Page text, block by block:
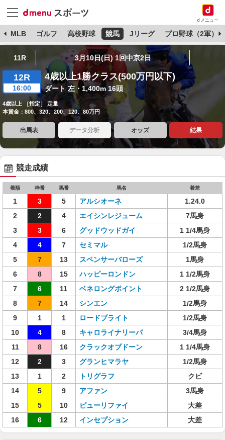
dメニュー
MLB ゴルフ 高校野球 競馬 Jリーグ プロ野球（2軍）
11R 3月10日(日) 1回中京2日
12R
16:00
4歳以上1勝クラス(500万円以下)
ダート 左・1,400m 16頭
4歳以上 ［指定］ 定量
本賞金：800、320、200、120、80万円
出馬表 データ分析 オッズ 結果
競走成績
着順 枠番 馬番 馬名 着差
1 3 5 アルシオーネ
1.24.0
2
2 4 エイシンレジューム
7馬身
3
3 6 グッドウッドガイ
1 1/4馬身
4
4 7 セミマル
1/2馬身
5
7 13 スペンサーバローズ
1馬身
6
8 15 ハッピーロンドン
1 1/2馬身
7
6 11 ベネロングポイント
2 1/2馬身
8
7 14 シンエン
1/2馬身
9
1 1 ロードブライト
1/2馬身
10
4 8 キャロライナリーパ
3/4馬身
11
8 16 クラックオブドーン
1 1/4馬身
12
2 3 グランヒマラヤ
1/2馬身
13
1 2 トリグラフ
クビ
14
5 9 アファン
3馬身
15
5 10 ピューリファイ
大差
16
6 12 インセプション 大差